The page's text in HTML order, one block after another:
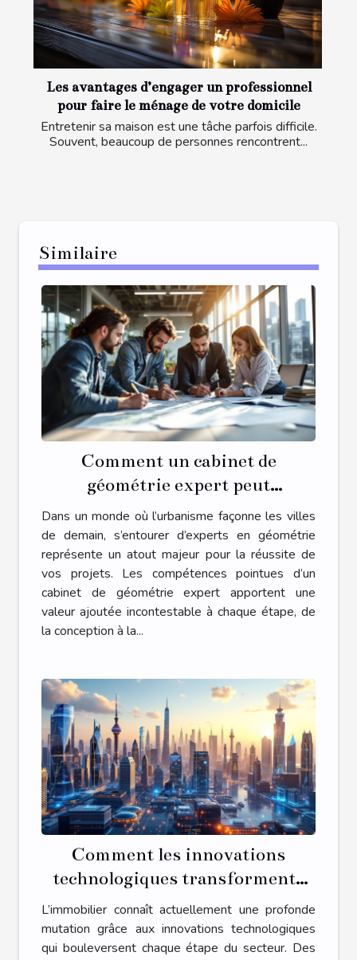
Les avantages d’engager un professionnel
pour faire le ménage de votre domicile
Entretenir sa maison est une tâche parfois difficile.
Souvent, beaucoup de personnes rencontrent...
Similaire
Comment un cabinet de
géométrie expert peut
transformer votre projet
d'urbanisme ?
Dans un monde où l’urbanisme façonne les villes
de demain, s’entourer d’experts en géométrie
représente un atout majeur pour la réussite de
vos projets. Les compétences pointues d’un
cabinet de géométrie expert apportent une
valeur ajoutée incontestable à chaque étape, de
la conception à la...
Comment les innovations
technologiques transforment-
elles l'immobilier ?
L’immobilier connaît actuellement une profonde
mutation grâce aux innovations technologiques
qui bouleversent chaque étape du secteur. Des